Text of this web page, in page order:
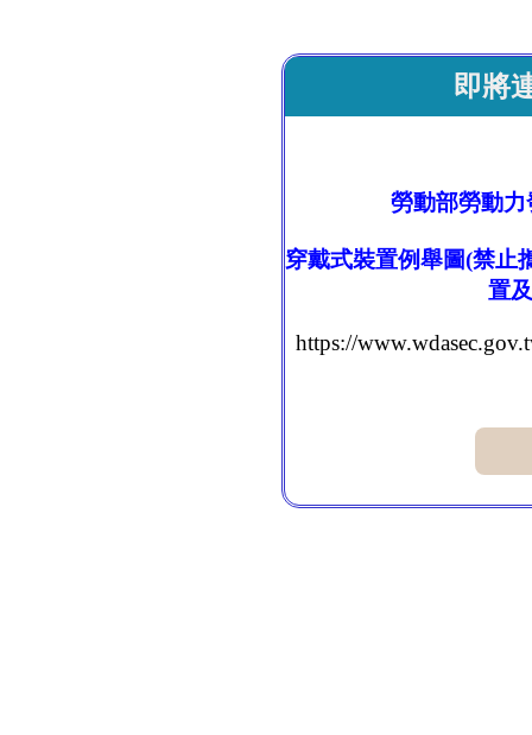
即將
勞動部勞動
穿戴式裝置例舉圖(禁止
置
https://